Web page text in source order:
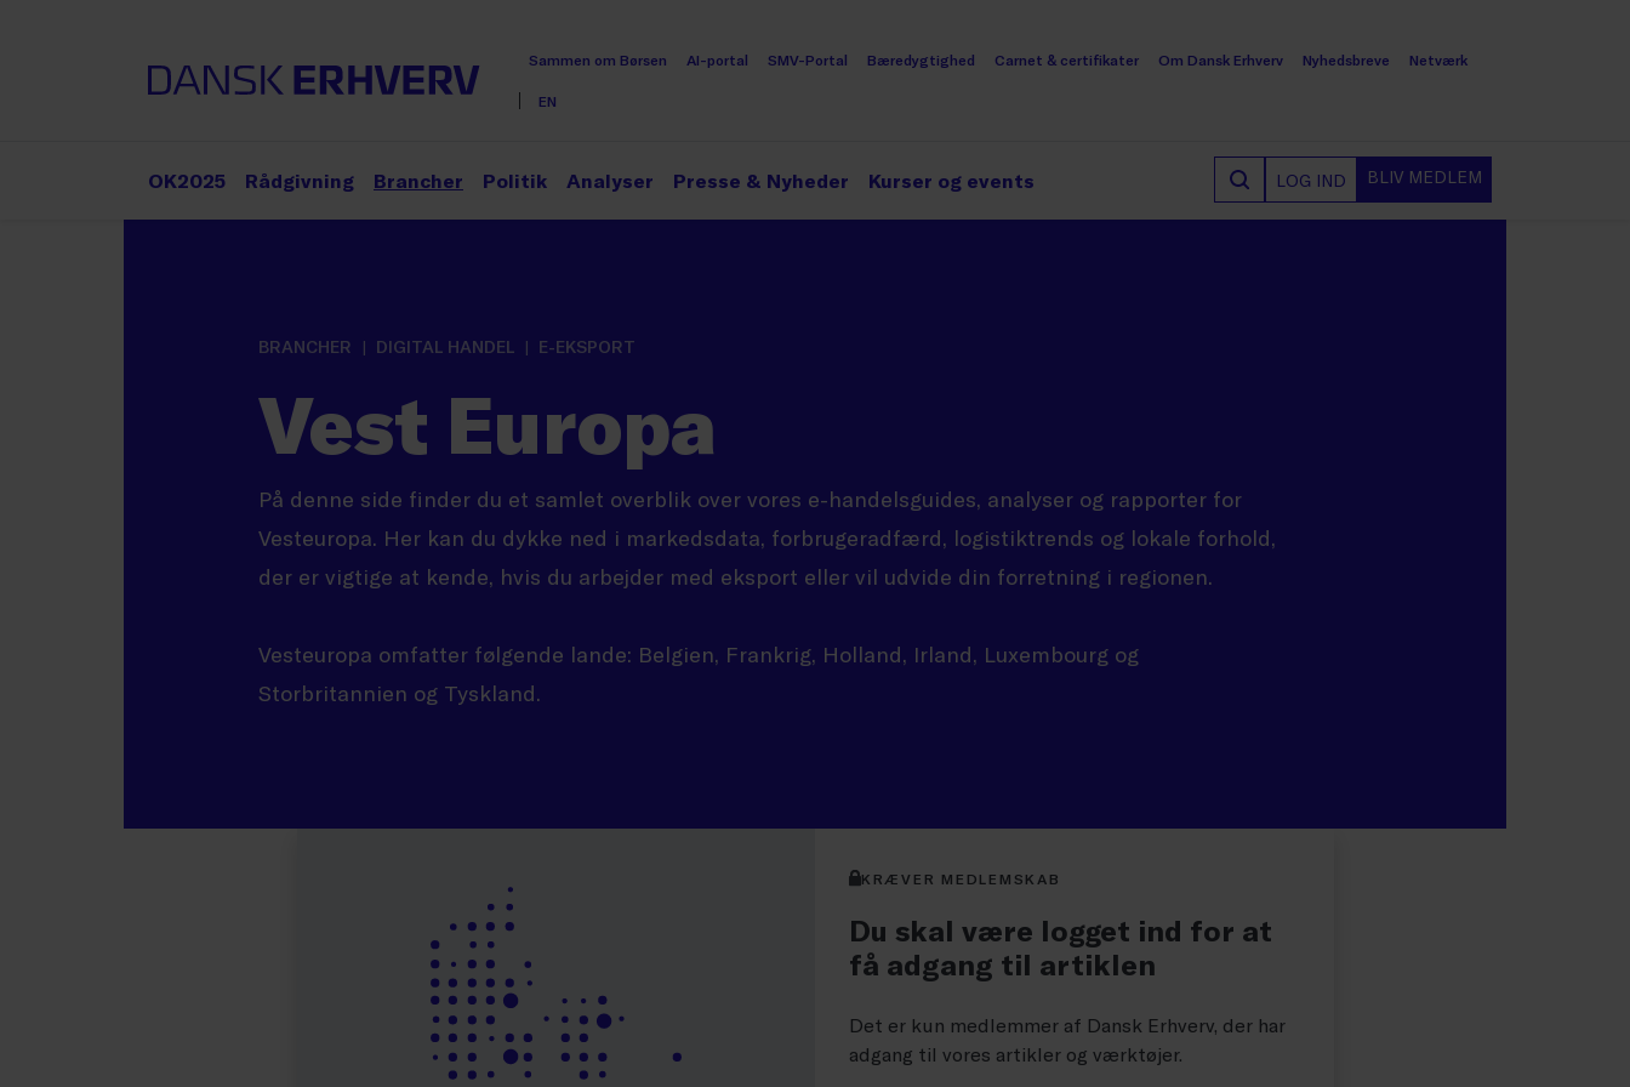
Sammen om Børsen AI-portal SMV-Portal Bæredygtighed Carnet & certifikater Om Dansk Erhverv Nyhedsbreve Netværk
EN
OK2025 Rådgivning Brancher Politik Analyser Presse & Nyheder Kurser og events LOG IND BLIV MEDLEM
BRANCHER DIGITAL HANDEL E-EKSPORT
Vest Europa
På denne side finder du et samlet overblik over vores e-handelsguides, analyser og rapporter for
Vest­europa. Her kan du dykke ned i markedsdata, forbrugeradfærd, logistiktrends og lokale forhold,
der er vigtige at kende, hvis du arbejder med eksport eller vil udvide din forretning i regionen.
Vest­europa omfatter følgende lande: Belgien, Frankrig, Holland, Irland, Luxembourg og
Storbritannien og Tyskland.
KRÆVER MEDLEMSKAB
Du skal være logget ind for at
få adgang til artiklen
Det er kun medlemmer af Dansk Erhverv, der har
adgang til vores artikler og værktøjer.